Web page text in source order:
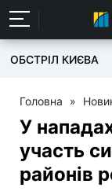
ОБСТРІЛ КИЄВА
Головна »
У
участь
районів